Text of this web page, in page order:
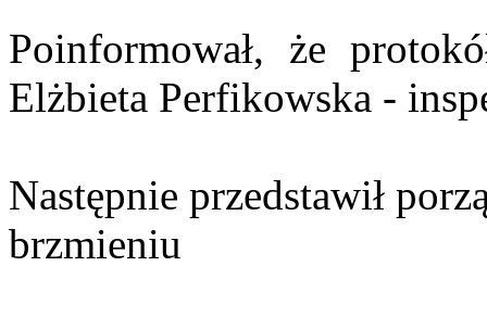
Poinformował, że
Elżbieta Perfikowska -
Następnie przedstawił
brzmieniu